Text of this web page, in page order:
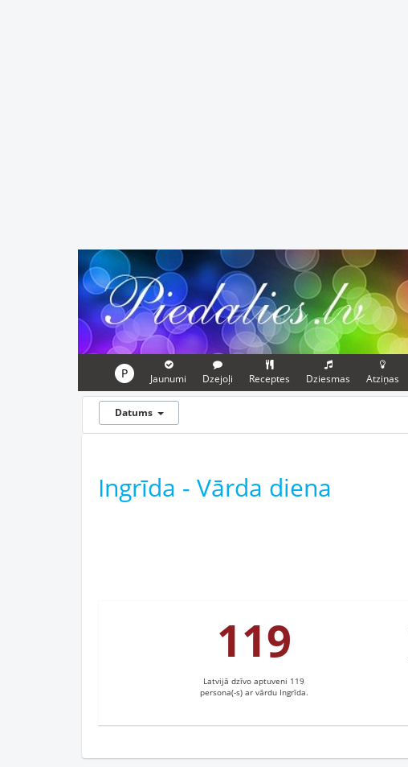
P Jaunumi Dzejoļi Receptes Dziesmas Atziņas
Datums
Ingrīda - Vārda diena
119
Latvijā dzīvo aptuveni 119
persona(-s) ar vārdu Ingrīda.